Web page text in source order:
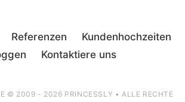
Referenzen
Kundenhochzeiten
Kontaktiere uns
© 2009 - 2026 PRINCESSLY • ALLE RECHTE